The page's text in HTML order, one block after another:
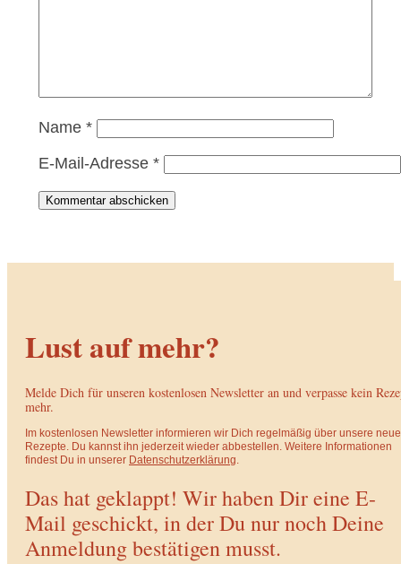
Name *
E-Mail-Adresse *
Kommentar abschicken
Lust auf mehr?
Melde Dich für unseren kostenlosen Newsletter an und verpasse kein
mehr.
Im kostenlosen Newsletter informieren wir Dich regelmäßig über unsere
Rezepte. Du kannst ihn jederzeit wieder abbestellen. Weitere Informationen
findest Du in unserer Datenschutzerklärung.
Das hat geklappt! Wir haben Dir eine E-
Mail geschickt, in der Du nur noch Deine
Anmeldung bestätigen musst.